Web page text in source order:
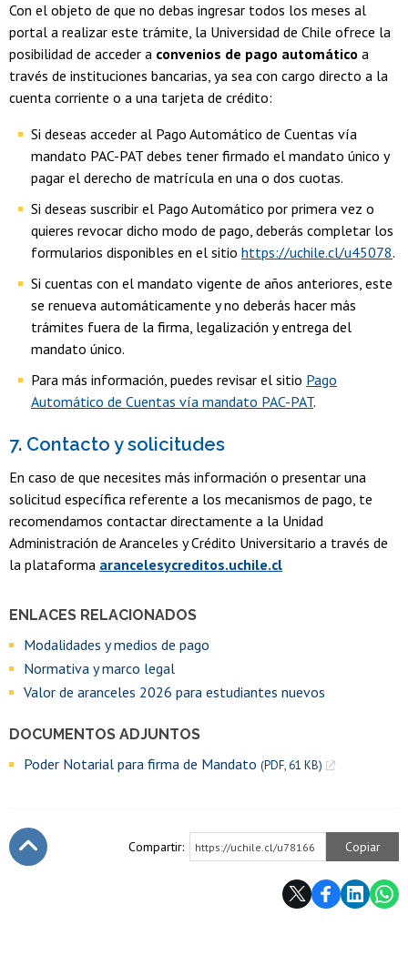
ENLACES RELACIONADOS
Modalidades y medios de pago
Normativa y marco legal
Valor de aranceles 2026 para estudiantes nuevos
DOCUMENTOS ADJUNTOS
Poder Notarial para firma de Mandato (PDF, 61 KB)
Con el objeto de que no debas ingresar todos los meses al
portal a realizar este trámite, la Universidad de Chile ofrece la
posibilidad de acceder a convenios de pago automático a
través de instituciones bancarias, ya sea con cargo directo a la
cuenta corriente o a una tarjeta de crédito:
Si deseas acceder al Pago Automático de Cuentas vía
mandato PAC-PAT debes tener firmado el mandato único y
pagar el derecho de matrícula en una o dos cuotas.
Si deseas suscribir el Pago Automático por primera vez o
quieres revocar dicho modo de pago, deberás completar los
formularios disponibles en el sitio https://uchile.cl/u45078.
Si cuentas con el mandato vigente de años anteriores, este
se renueva automáticamente y no deberás hacer más
trámites fuera de la firma, legalización y entrega del
mandato único.
Para más información, puedes revisar el sitio Pago
Automático de Cuentas vía mandato PAC-PAT.
7. Contacto y solicitudes
En caso de que necesites más información o presentar una
solicitud específica referente a los mecanismos de pago, te
recomendamos contactar directamente a la Unidad
Administración de Aranceles y Crédito Universitario a través de
la plataforma arancelesycreditos.uchile.cl
Compartir: https://uchile.cl/u78166 Copiar